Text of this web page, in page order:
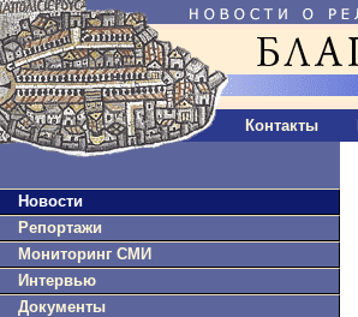
Контакты
Новости
Репортажи
Мониторинг СМИ
Интервью
Документы